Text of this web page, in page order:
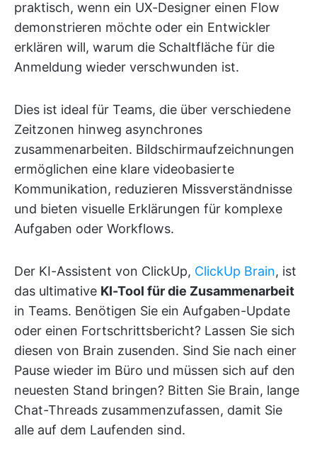
praktisch, wenn ein UX-Designer einen Flow
demonstrieren möchte oder ein Entwickler
erklären will, warum die Schaltfläche für die
Anmeldung wieder verschwunden ist.
Dies ist ideal für Teams, die über verschiedene
Zeitzonen hinweg asynchrones
zusammenarbeiten. Bildschirmaufzeichnungen
ermöglichen eine klare videobasierte
Kommunikation, reduzieren Missverständnisse
und bieten visuelle Erklärungen für komplexe
Aufgaben oder Workflows.
Der KI-Assistent von ClickUp, ClickUp Brain, ist
das ultimative KI-Tool für die Zusammenarbeit
in Teams. Benötigen Sie ein Aufgaben-Update
oder einen Fortschrittsbericht? Lassen Sie sich
diesen von Brain zusenden. Sind Sie nach einer
Pause wieder im Büro und müssen sich auf den
neuesten Stand bringen? Bitten Sie Brain, lange
Chat-Threads zusammenzufassen, damit Sie
alle auf dem Laufenden sind.